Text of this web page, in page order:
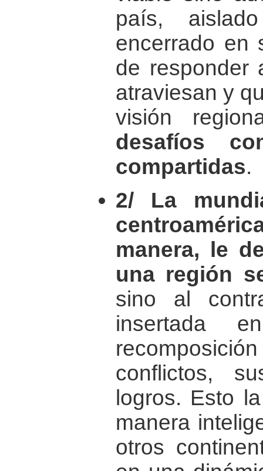
país,
encerrado en
de responder
atraviesan y
visión
desafíos
compartidas.
2/ La
manera, le
una región
sino al
insertada
conflictos,
logros. Esto
manera
otros